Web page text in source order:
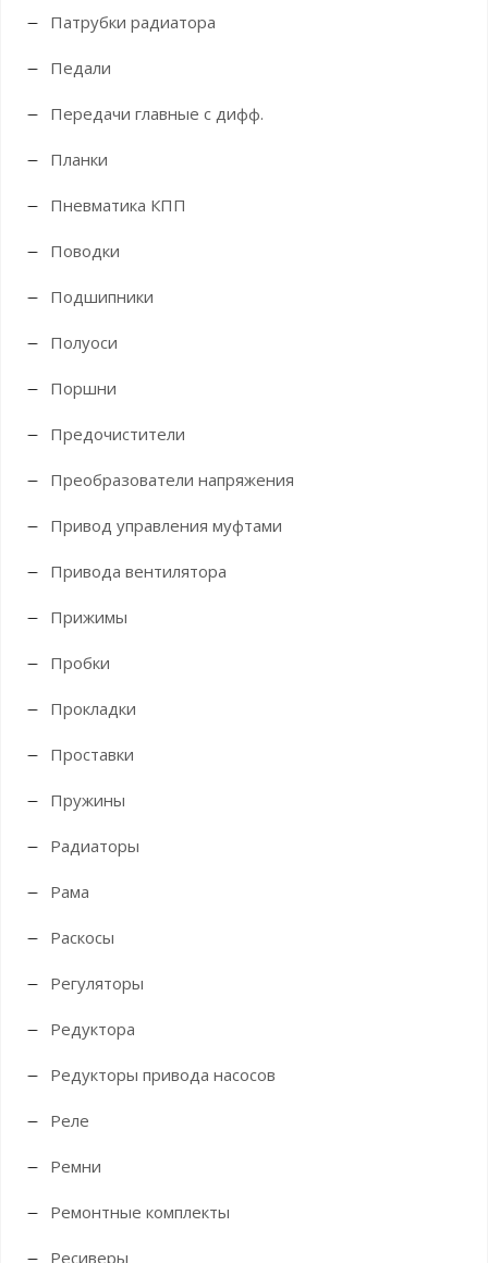
Патрубки радиатора
Педали
Передачи главные с дифф.
Планки
Пневматика КПП
Поводки
Подшипники
Полуоси
Поршни
Предочистители
Преобразователи напряжения
Привод управления муфтами
Привода вентилятора
Прижимы
Пробки
Прокладки
Проставки
Пружины
Радиаторы
Рама
Раскосы
Регуляторы
Редуктора
Редукторы привода насосов
Реле
Ремни
Ремонтные комплекты
Ресиверы